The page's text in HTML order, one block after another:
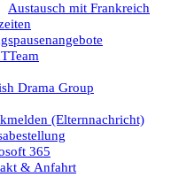
Austausch mit Frankreich
Drama Group
(Elternnachricht)
365
& Anfahrt